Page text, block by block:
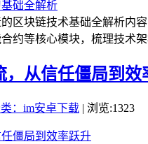
区块链技术基础全解析内
约等核心模块，梳理技术
，从信任僵局到效
：im安卓下载 | 浏览:1323